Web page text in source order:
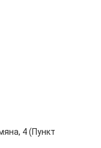
4 (Пункт